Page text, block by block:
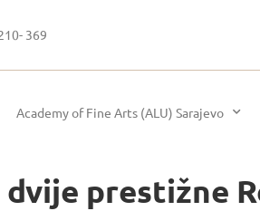
369
Academy of Fine Arts (ALU) Sarajevo
dvije prestižne